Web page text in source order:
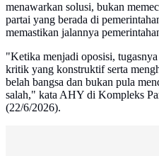
menawarkan solusi, bukan
partai yang berada di
memastikan jalannya
"Ketika menjadi oposisi,
kritik yang konstruktif serta
belah bangsa dan bukan pula
salah," kata AHY di Kompleks
(22/6/2026).